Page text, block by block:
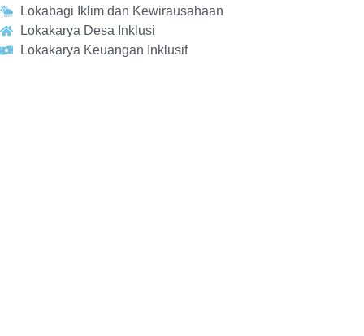
Lokabagi Iklim dan Kewirausahaan
Lokakarya Desa Inklusi
Lokakarya Keuangan Inklusif